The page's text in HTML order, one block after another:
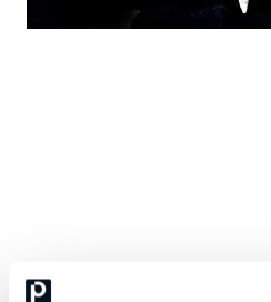
konsultti, jolla on laaja kokemus